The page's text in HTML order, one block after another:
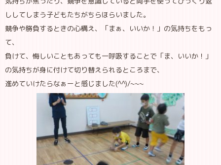
ししてしまう子どもたちがちらほらいました。
競争や勝負するときの心構え、「まぁ、いいか！」の気持ちをもっ
て、
負けて、悔しいこともあっても一呼吸することで「ま、いいか！」
の気持ちが身に付けて切り替えられるところまで、
進めていけたらなぁーと感じました(^^)/~~~